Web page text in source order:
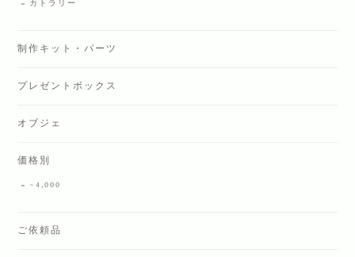
カトラリー
制作キット・パーツ
プレゼントボックス
オブジェ
価格別
~4,000
ご依頼品